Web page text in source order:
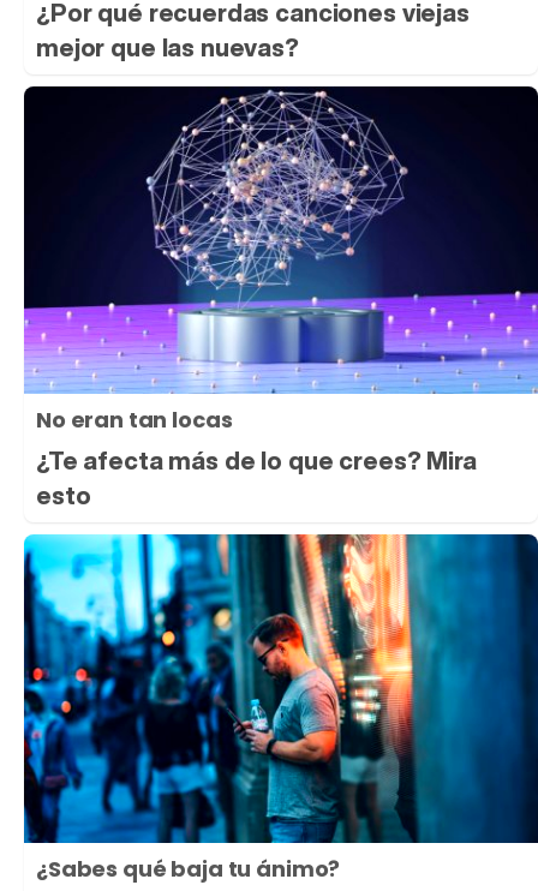
¿Por qué recuerdas canciones viejas
mejor que las nuevas?
No eran tan locas
¿Te afecta más de lo que crees? Mira
esto
¿Sabes qué baja tu ánimo?